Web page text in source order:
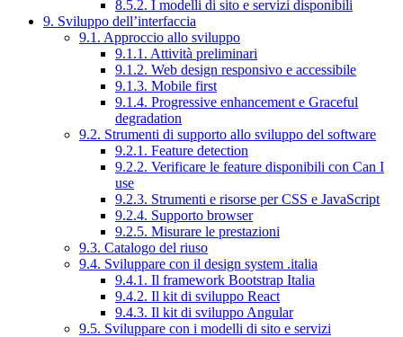
8.5.2. I modelli di sito e servizi disponibili
9. Sviluppo dell’interfaccia
9.1. Approccio allo sviluppo
9.1.1. Attività preliminari
9.1.2. Web design responsivo e accessibile
9.1.3. Mobile first
9.1.4. Progressive enhancement e Graceful
degradation
9.2. Strumenti di supporto allo sviluppo del software
9.2.1. Feature detection
9.2.2. Verificare le feature disponibili con Can I
use
9.2.3. Strumenti e risorse per CSS e JavaScript
9.2.4. Supporto browser
9.2.5. Misurare le prestazioni
9.3. Catalogo del riuso
9.4. Sviluppare con il design system .italia
9.4.1. Il framework Bootstrap Italia
9.4.2. Il kit di sviluppo React
9.4.3. Il kit di sviluppo Angular
9.5. Sviluppare con i modelli di sito e servizi